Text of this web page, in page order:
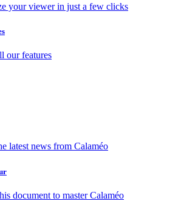
your viewer in just a few clicks
our features
latest news from Calaméo
document to master Calaméo